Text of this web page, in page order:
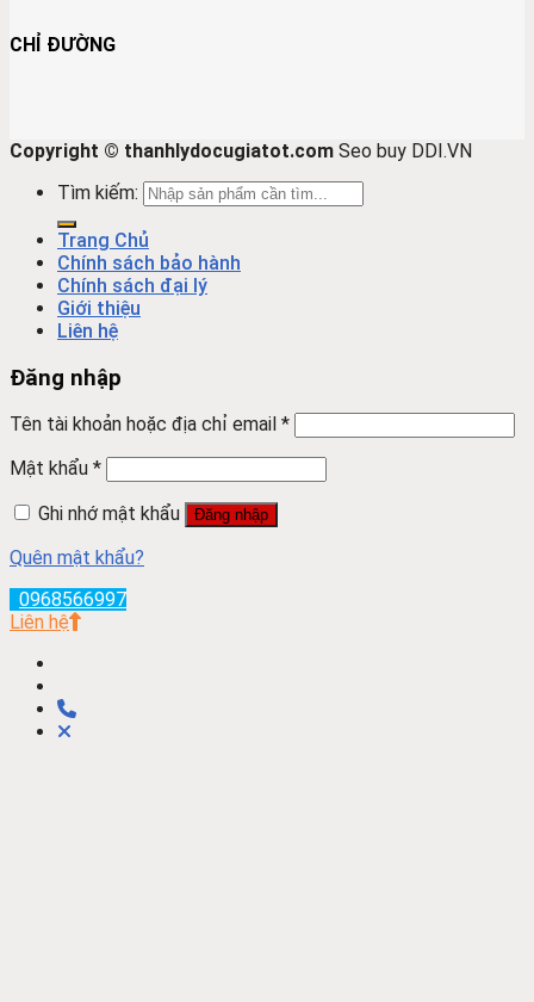
CHỈ ĐƯỜNG
Copyright © thanhlydocugiatot.com Seo buy DDI.VN
Tìm kiếm:
Trang Chủ
Chính sách bảo hành
Chính sách đại lý
Giới thiệu
Liên hệ
Đăng nhập
Tên tài khoản hoặc địa chỉ email *
Mật khẩu *
Ghi nhớ mật khẩu
Đăng nhập
Quên mật khẩu?
0968566997
Liên hệ